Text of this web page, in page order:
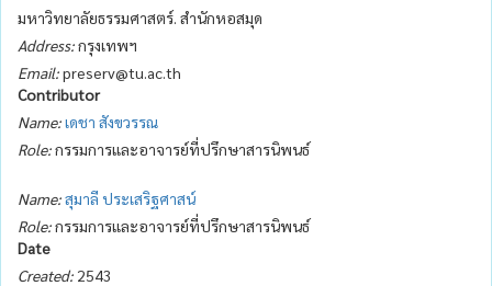
มหาวิทยาลัยธรรมศาสตร์. สำนักหอสมุด
Address:กรุงเทพฯ
Email:preserv@tu.ac.th
Contributor
Name:เดชา สังขวรรณ
Role:กรรมการและอาจารย์ที่ปรึกษาสารนิพนธ์
Name:สุมาลี ประเสริฐศาสน์
Role:กรรมการและอาจารย์ที่ปรึกษาสารนิพนธ์
Date
Created: 2543